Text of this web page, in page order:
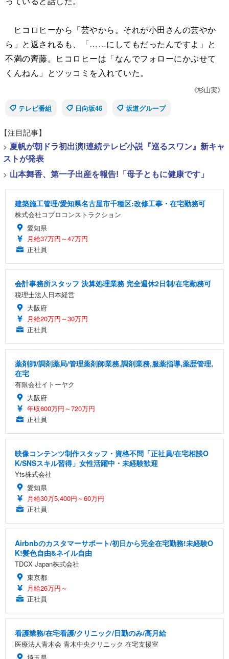
ヒコロヒーから「芸やから。それが小田さんの芸やか
ら」と返されるも、「……にしてもだったんですよ」と
不満の齊藤。ヒコロヒーは「なんでフォローにかぶせて
くんねん」とツッコミを入れていた。
《杉山実》
テレビ番組
日向坂46 坂道グループ
【注目記事】
> 夏帆が朝ドラ初出演!連続テレビ小説『巡るスワン』新キャ
ストが発表
> 山本舞香、第一子出産を報告!「母子ともに健康です」
建築施工管理/愛知県名古屋市千種区:改修工事・在宅勤務可
株式会社コプロコンストラクション
愛知県
月給37万円～47万円
正社員
会計事務所スタッフ 決算処理業務 完全週休2日制/在宅勤務可
税理士法人日本経営
大阪府
月給20万円～30万円
正社員
薬剤師/調剤薬局/管理薬剤師業務,調剤業務,服薬指導,薬歴管理,
在宅
有限会社イトーヤク
大阪府
年収600万円～720万円
正社員
映像コンテンツ制作スタッフ・資格不問「正社員/在宅相談O
K/SNSスキル習得」女性活躍中・未経験歓迎
Yts株式会社
愛知県
月給30万5,400円～60万円
正社員
Airbnbのカスタマーサポート/初日から完全在宅勤務!未経験O
K!髪色自由&ネイル自由
TDCX Japan株式会社
東京都
月給26万円～
正社員
看護業務/在宅看護/クリニック/日勤のみ/高月給
医療法人青木会 青木中央クリニック 在宅支援室